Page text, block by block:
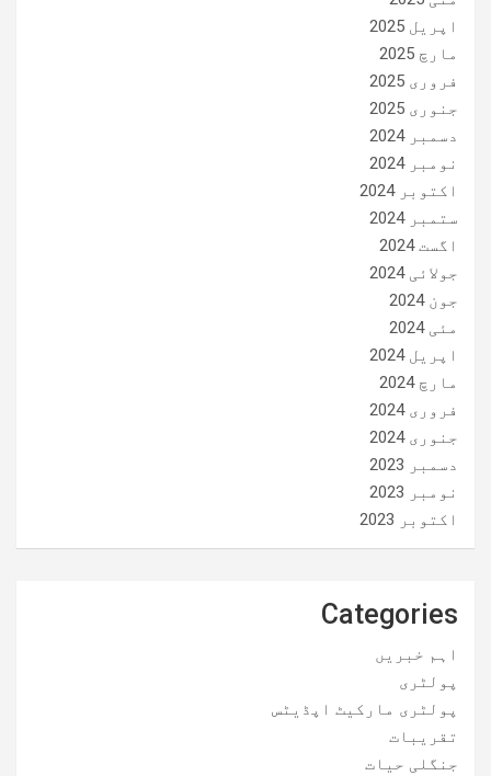
اپریل 2025
مارچ 2025
فروری 2025
جنوری 2025
دسمبر 2024
نومبر 2024
اکتوبر 2024
ستمبر 2024
اگست 2024
جولائی 2024
جون 2024
مئی 2024
اپریل 2024
مارچ 2024
فروری 2024
جنوری 2024
دسمبر 2023
نومبر 2023
اکتوبر 2023
Categories
اہم خبریں
پولٹری
پولٹری مارکیٹ اپڈیٹس
تقریبات
جنگلی حیات